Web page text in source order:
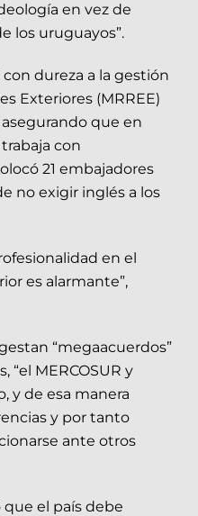
en vez de
los uruguayos”.
dureza a la gestión
Exteriores (MRREE)
que en
con
21 embajadores
no exigir inglés a los
en el
es alarmante”,
“megaacuerdos”
MERCOSUR y
y de esa manera
y por tanto
ante otros
el país debe